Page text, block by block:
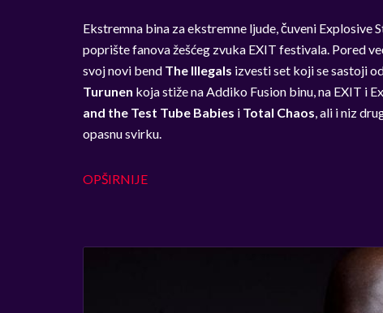
Ekstremna bina za ekstremne ljude, čuveni Explosive
poprište fanova žešćeg zvuka EXIT festivala. Pored
svoj novi bend The Illegals izvesti set koji se sastoji
Turunen koja stiže na Addiko Fusion binu, na EXIT i
and the Test Tube Babies i Total Chaos, ali i niz
opasnu svirku.
OPŠIRNIJE